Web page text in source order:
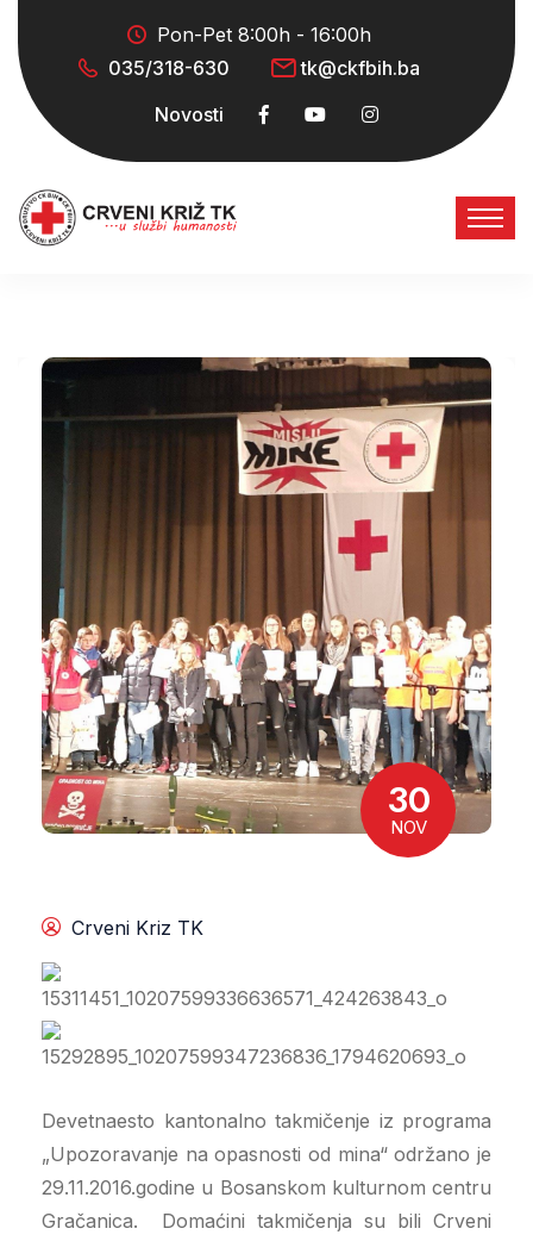
Pon-Pet 8:00h - 16:00h
035/318-630
tk@ckfbih.ba
Novosti
30
NOV
Crveni Kriz TK
Devetnaesto kantonalno takmičenje iz programa
„Upozoravanje na opasnosti od mina“ održano je
29.11.2016.godine u Bosanskom kulturnom centru
Gračanica. Domaćini takmičenja su bili Crveni